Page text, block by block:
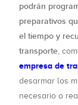
podrán
preparativos
el tiempo y
transporte ,
empresa de
desarmar los
necesario o